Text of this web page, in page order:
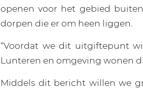
openen voor het gebied
dorpen die er om heen liggen.
“Voordat we dit uitgiftepunt
Lunteren en omgeving wonen
Middels dit bericht willen we